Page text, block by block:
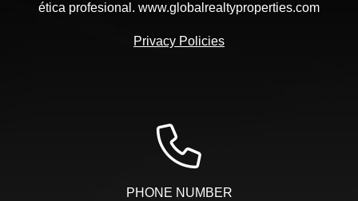
ética profesional. www.globalrealtyproperties.com
Privacy Policies
PHONE NUMBER